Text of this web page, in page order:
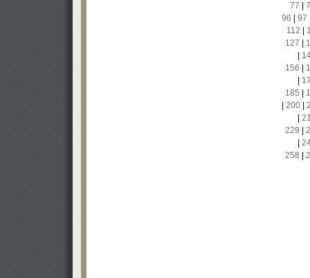
77
96
97
112
127
156
185
200|
229
258